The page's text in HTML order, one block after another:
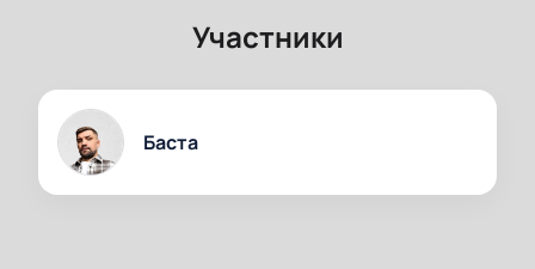
Участники
Баста